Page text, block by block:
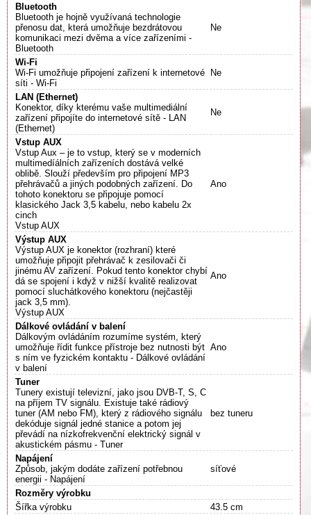
Bluetooth
Bluetooth je hojně využívaná technologie
přenosu dat, která umožňuje bezdrátovou
komunikaci mezi dvěma a více zařízeními -
Bluetooth
Ne
Wi-Fi
Wi-Fi umožňuje připojení zařízení k internetové
síti - Wi-Fi
Ne
LAN (Ethernet)
Konektor, díky kterému vaše multimediální
zařízení připojíte do internetové sítě - LAN
(Ethernet)
Ne
Vstup AUX
Vstup Aux – je to vstup, který se v moderních
multimedíálních zařízeních dostává velké
oblibě. Slouží především pro připojení MP3
přehrávačů a jiných podobných zařízení. Do
tohoto konektoru se připojuje pomocí
klasického Jack 3,5 kabelu, nebo kabelu 2x
cinch
Vstup AUX
Ano
Výstup AUX
Výstup AUX je konektor (rozhraní) které
umožňuje připojit přehrávač k zesilovači či
jinému AV zařízení. Pokud tento konektor chybí
dá se spojení i když v nižší kvalitě realizovat
pomocí sluchátkového konektoru (nejčastěji
jack 3,5 mm).
Výstup AUX
Ano
Dálkové ovládání v balení
Dálkovým ovládáním rozumíme systém, který
umožňuje řídit funkce přístroje bez nutnosti být
s ním ve fyzickém kontaktu - Dálkové ovládání
v balení
Ano
Tuner
Tunery existují televizní, jako jsou DVB-T, S, C
na příjem TV signálu. Existuje také rádiový
tuner (AM nebo FM), který z rádiového signálu
dekóduje signál jedné stanice a potom jej
převádí na nízkofrekvenční elektrický signál v
akustickém pásmu - Tuner
bez tuneru
Napájení
Způsob, jakým dodáte zařízení potřebnou
energii - Napájení
síťové
Rozměry výrobku
Šířka výrobku
43.5 cm